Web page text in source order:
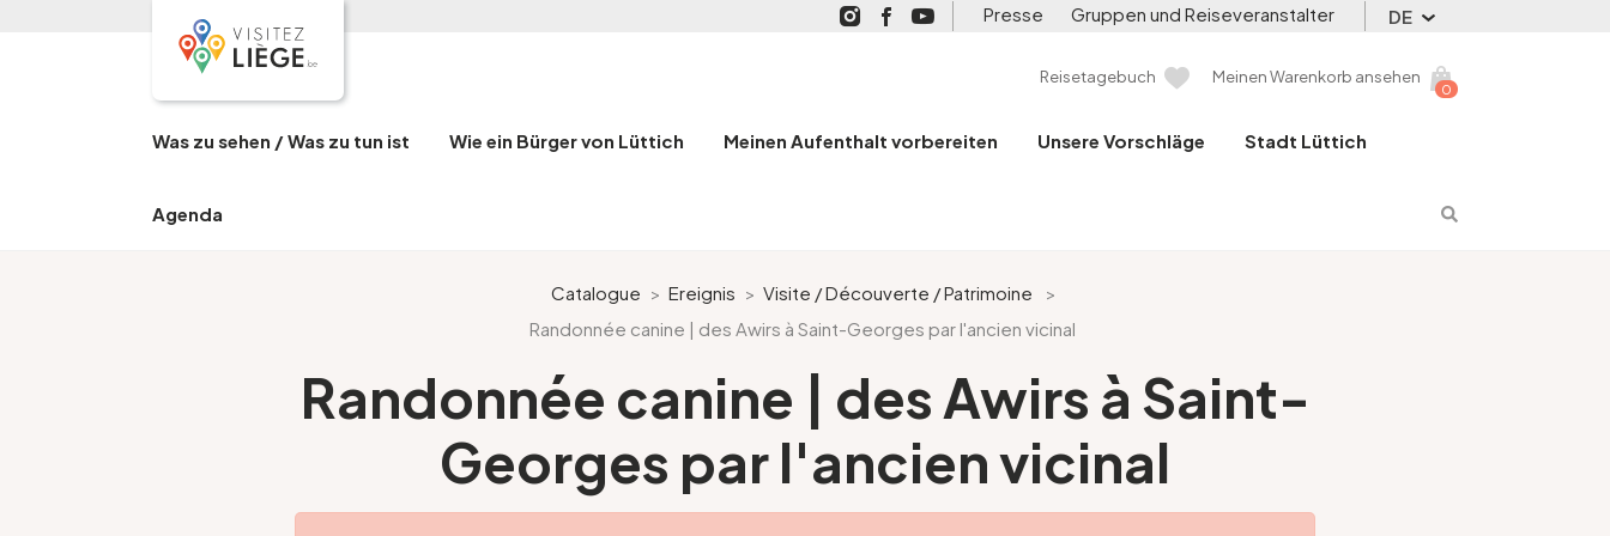
Presse Gruppen und Reiseveranstalter DE
Reisetagebuch
0
Meinen Warenkorb ansehen
Was zu sehen / Was zu tun ist Wie ein Bürger von Lüttich Meinen Aufenthalt vorbereiten Unsere Vorschläge Stadt Lüttich
Agenda
Catalogue > Ereignis > Visite / Découverte / Patrimoine
>
Randonnée canine | des Awirs à Saint-Georges par l'ancien vicinal
Randonnée canine | des Awirs à Saint-
Georges par l'ancien vicinal